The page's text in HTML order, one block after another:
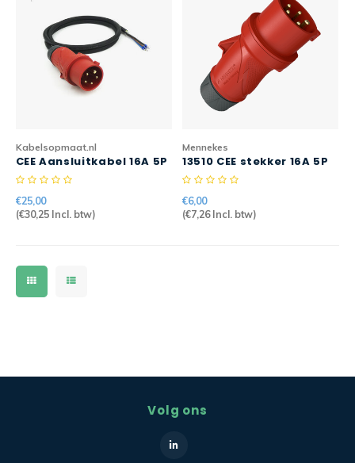
Kabelsopmaat.nl
CEE Aansluitkabel 16A 5P
3mtr 5G2,5mm2 H07RN-F
€25,00
(€30,25Incl. btw)
Mennekes
13510 CEE stekker 16A 5P
6H Mennekes PowerTOP®
€6,00
(€7,26Incl. btw)
Volg ons